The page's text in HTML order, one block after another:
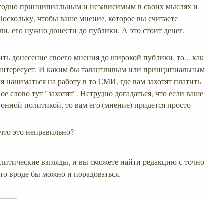
принципиальным и независимым в своих мыслях и
чтобы ваше мнение, которое вы считаете
его нужно донести до публики. А это стоит денег,
донесение своего мнения до широкой публики, то... как
И каким бы талантливым или принципиальным
на работу в то СМИ, где вам захотят платить
слово тут "захотят". Нетрудно догадаться, что если ваше
политикой, то вам его (мнение) придется просто
это неправильно?
взгляды, и вы сможете найти редакцию с точно
вроде бы можно и порадоваться.